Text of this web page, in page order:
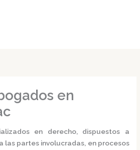
en
en derecho, dispuestos a
las partes involucradas, en procesos